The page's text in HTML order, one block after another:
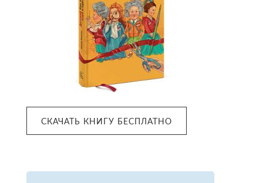
СКАЧАТЬ КНИГУ БЕСПЛАТНО